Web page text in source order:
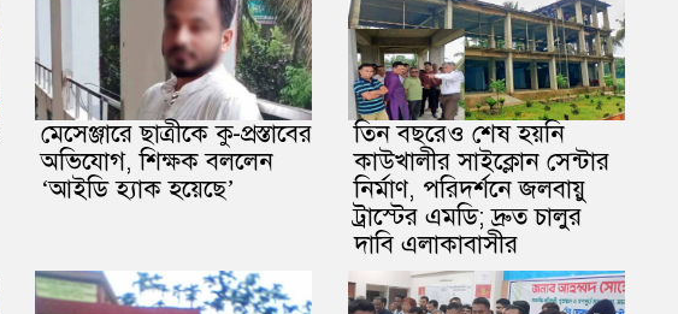
মেসেঞ্জারে ছাত্রীকে কু-প্রস্তাবের
অভিযোগ, শিক্ষক বললেন
‘আইডি হ্যাক হয়েছে’
তিন বছরেও শেষ হয়নি
কাউখালীর সাইক্লোন সেন্টার
নির্মাণ, পরিদর্শনে জলবায়ু
ট্রাস্টের এমডি; দ্রুত চালুর
দাবি এলাকাবাসীর